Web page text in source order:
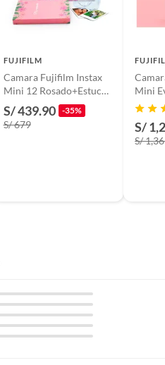
16 mm
No
Negro
Auto 80-3200
FUJIFILM
Camara Fujifilm Instax
Mini 12 Rosado+Estuche
Transp+Pelicula
x10+Album
S/ 439.90 -35%
S/ 679
Mini
S/
S/